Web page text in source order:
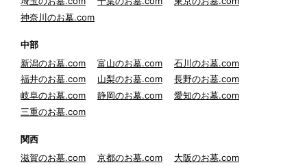
神奈川のお墓.com
中部
新潟のお墓.com
富山のお墓.com
石川のお墓.com
福井のお墓.com
山梨のお墓.com
長野のお墓.com
岐阜のお墓.com
静岡のお墓.com
愛知のお墓.com
三重のお墓.com
関西
滋賀のお墓.com
京都のお墓.com
大阪のお墓.com